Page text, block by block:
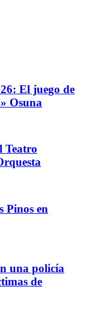
El juego de
Osuna
Teatro
Pinos en
una policía
de